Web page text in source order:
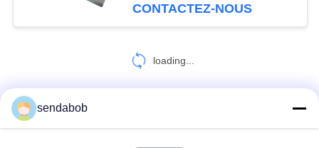
CONTACTEZ-NOUS
loading...
sendabob